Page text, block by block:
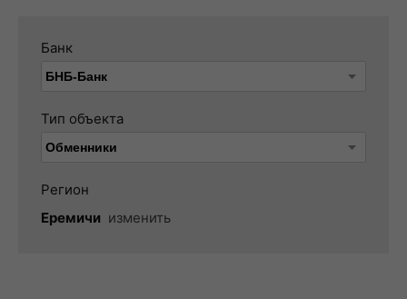
Банк
Тип объекта
Регион
Еремичи изменить